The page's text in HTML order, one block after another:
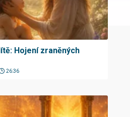
Hojení zraněných
26:36